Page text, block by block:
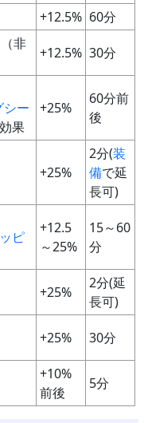
+12.5% 60分
（非
+12.5% 30分
シー
果
+25%
60分前
後
+25%
2分(装
備で延
長可)
ピ
+12.5
～25%
15～60
分
+25%
2分(延
長可)
+25% 30分
+10%
前後
5分